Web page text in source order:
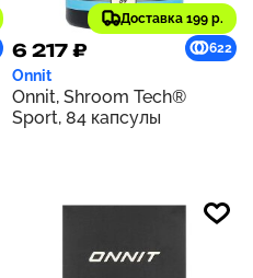
Доставка 199 р.
6 217 ₽ 622
Onnit
Onnit, Shroom Tech®
Sport, 84 капсулы